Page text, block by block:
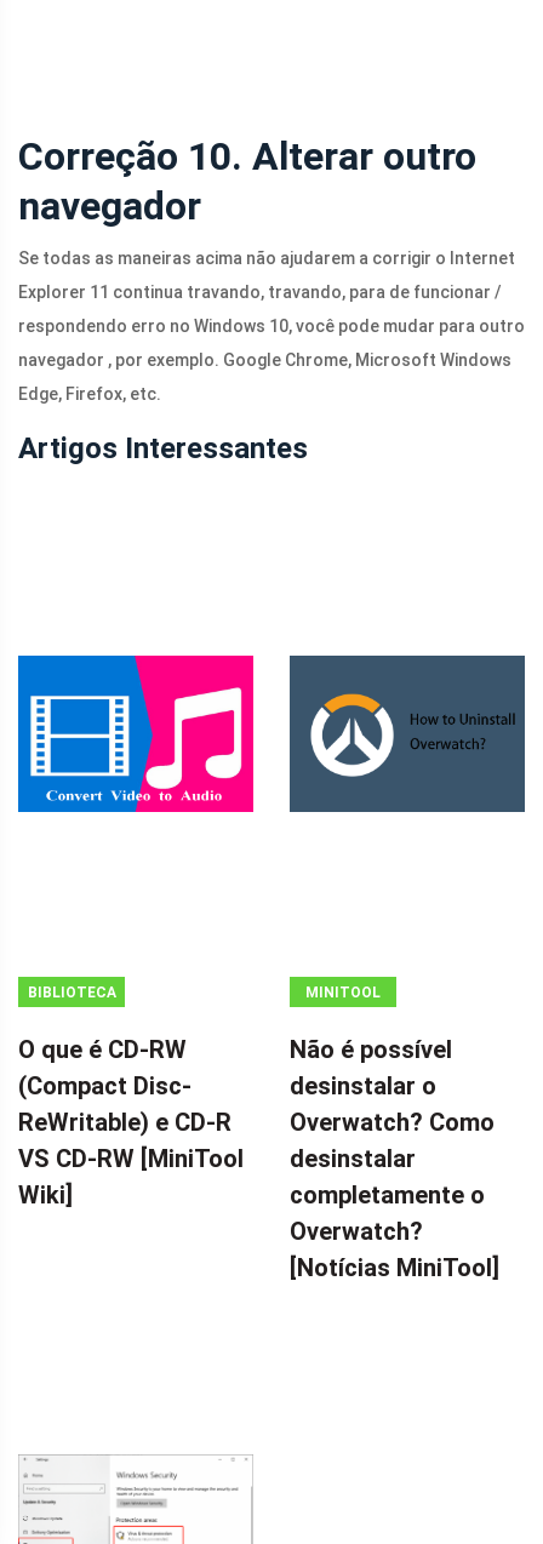
Correção 10. Alterar outro
navegador
Se todas as maneiras acima não ajudarem a corrigir o Internet
Explorer 11 continua travando, travando, para de funcionar /
respondendo erro no Windows 10, você pode mudar para outro
navegador , por exemplo. Google Chrome, Microsoft Windows
Edge, Firefox, etc.
Artigos Interessantes
BIBLIOTECA
WIKI
O que é CD-RW
(Compact Disc-
ReWritable) e CD-R
VS CD-RW [MiniTool
Wiki]
MINITOOL
Não é possível
desinstalar o
Overwatch? Como
desinstalar
completamente o
Overwatch?
[Notícias MiniTool]